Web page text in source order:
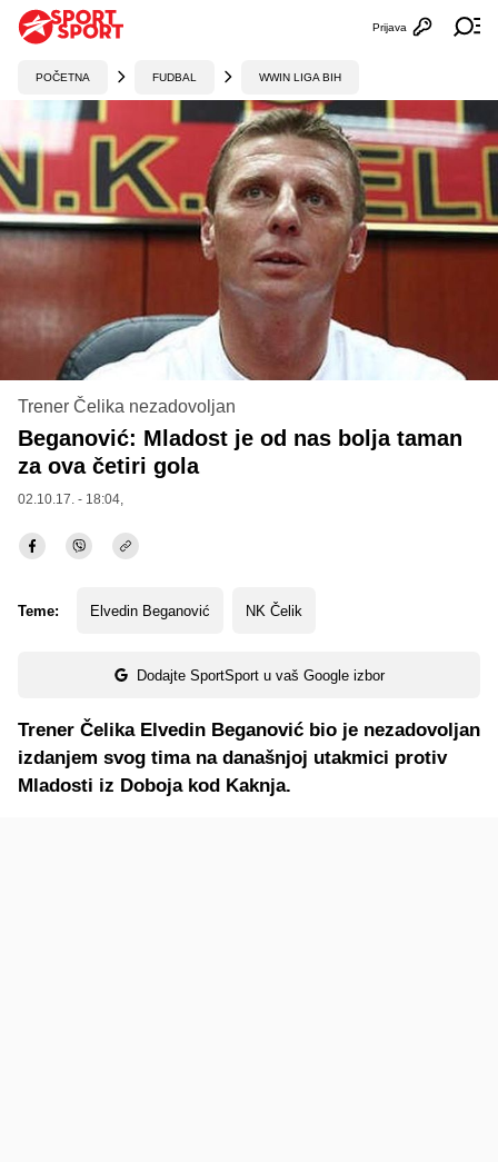
Otvori
Prijava
POČETNA FUDBAL WWIN LIGA BIH
Trener Čelika nezadovoljan
Beganović: Mladost je od nas bolja taman
za ova četiri gola
02.10.17. - 18:04,
Teme: Elvedin Beganović NK Čelik
Dodajte SportSport u vaš Google izbor
Trener Čelika Elvedin Beganović bio je nezadovoljan
izdanjem svog tima na današnjoj utakmici protiv
Mladosti iz Doboja kod Kaknja.